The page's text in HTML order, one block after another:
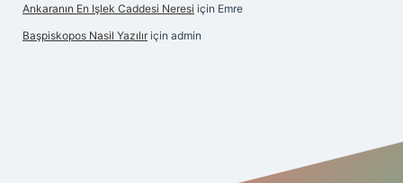
Ankaranın En Işlek Caddesi Neresi için Emre
Başpiskopos Nasil Yazılır için admin